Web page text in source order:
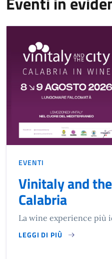
EVENTI
Vinitaly and
Calabria
La wine experience più
LEGGI DI PIÙ
SU VINITALY AND THE CITY